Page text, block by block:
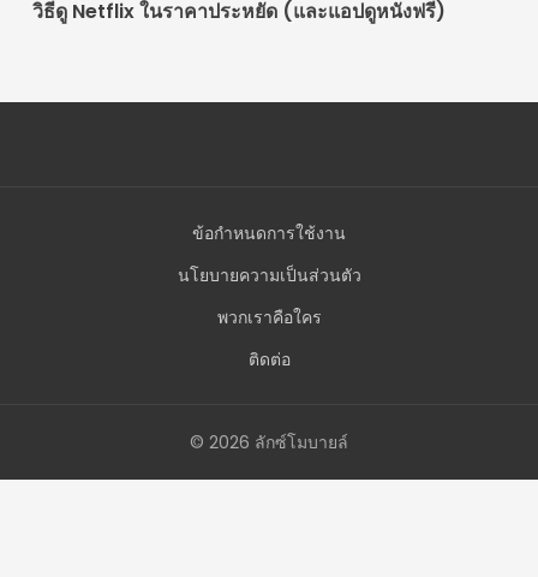
พวกเราคือใคร